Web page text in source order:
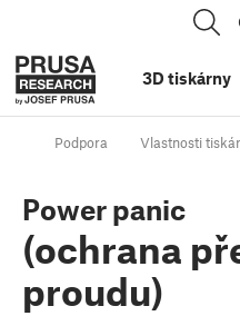
3D tiskárny
Podpora Vlastnosti
Power panic
(ochrana
proudu)